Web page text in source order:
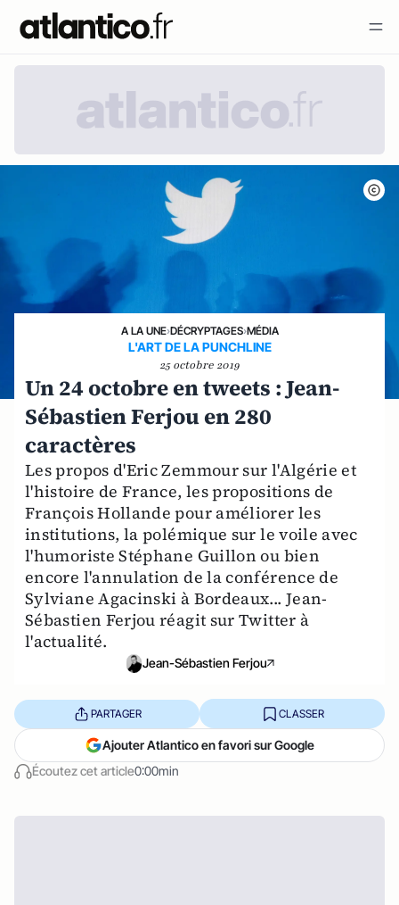
A LA UNE›DÉCRYPTAGES›MÉDIA
L'ART DE LA PUNCHLINE
25 octobre 2019
Un 24 octobre en tweets : Jean-
Sébastien Ferjou en 280
caractères
Les propos d'Eric Zemmour sur l'Algérie et
l'histoire de France, les propositions de
François Hollande pour améliorer les
institutions, la polémique sur le voile avec
l'humoriste Stéphane Guillon ou bien
encore l'annulation de la conférence de
Sylviane Agacinski à Bordeaux... Jean-
Sébastien Ferjou réagit sur Twitter à
l'actualité.
Jean-Sébastien Ferjou
Écoutez cet article0:00min
PARTAGER CLASSER
Ajouter Atlantico en favori sur Google